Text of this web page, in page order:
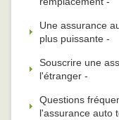
Une assurance
plus puissante -
Souscrire une
l'étranger -
Questions
l'assurance auto